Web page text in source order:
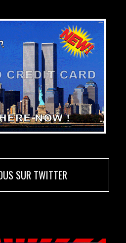
SUR TWITTER